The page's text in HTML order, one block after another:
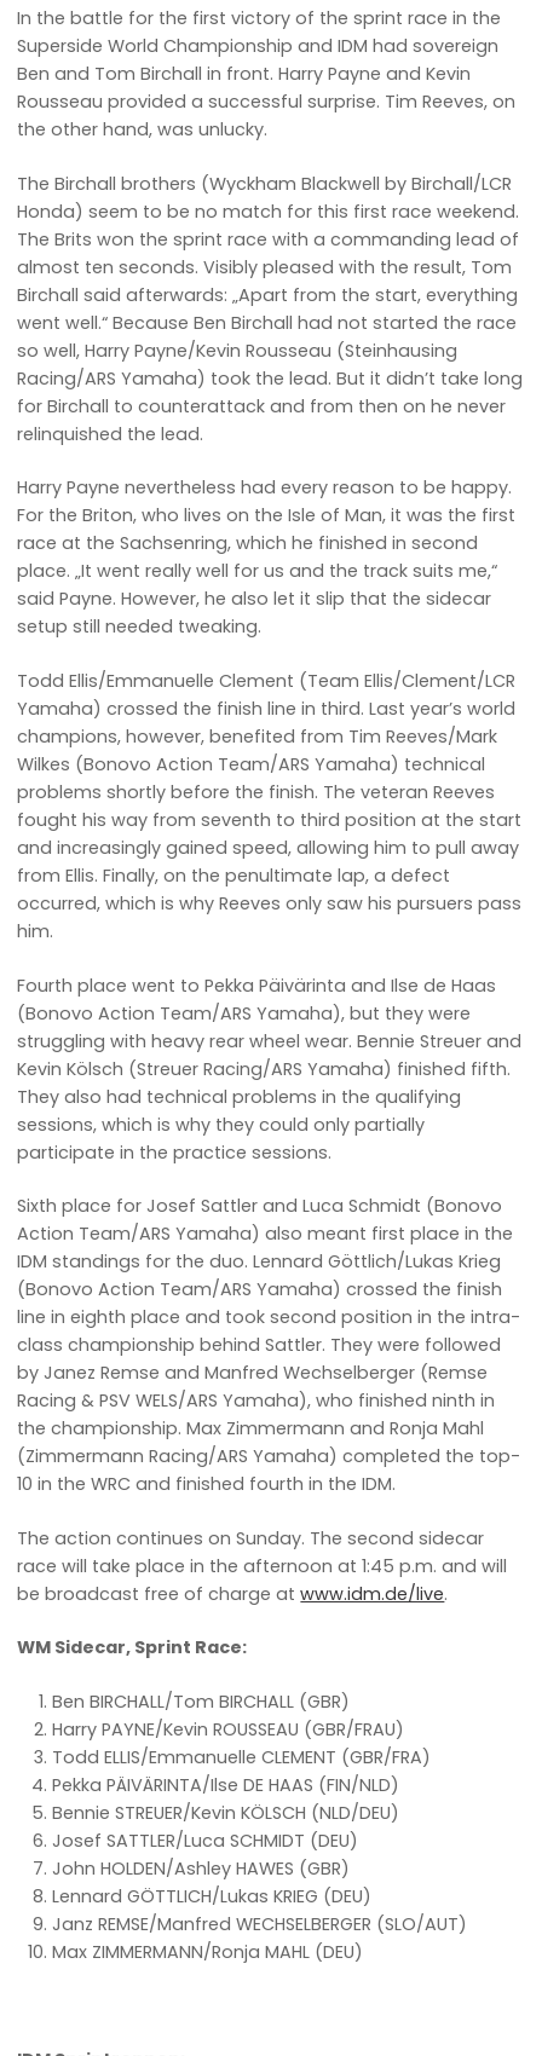
In the battle for the first victory of the sprint race in the
Superside World Championship and IDM had sovereign
Ben and Tom Birchall in front. Harry Payne and Kevin
Rousseau provided a successful surprise. Tim Reeves, on
the other hand, was unlucky.
The Birchall brothers (Wyckham Blackwell by Birchall/LCR
Honda) seem to be no match for this first race weekend.
The Brits won the sprint race with a commanding lead of
almost ten seconds. Visibly pleased with the result, Tom
Birchall said afterwards: „Apart from the start, everything
went well.“ Because Ben Birchall had not started the race
so well, Harry Payne/Kevin Rousseau (Steinhausing
Racing/ARS Yamaha) took the lead. But it didn’t take long
for Birchall to counterattack and from then on he never
relinquished the lead.
Harry Payne nevertheless had every reason to be happy.
For the Briton, who lives on the Isle of Man, it was the first
race at the Sachsenring, which he finished in second
place. „It went really well for us and the track suits me,“
said Payne. However, he also let it slip that the sidecar
setup still needed tweaking.
Todd Ellis/Emmanuelle Clement (Team Ellis/Clement/LCR
Yamaha) crossed the finish line in third. Last year’s world
champions, however, benefited from Tim Reeves/Mark
Wilkes (Bonovo Action Team/ARS Yamaha) technical
problems shortly before the finish. The veteran Reeves
fought his way from seventh to third position at the start
and increasingly gained speed, allowing him to pull away
from Ellis. Finally, on the penultimate lap, a defect
occurred, which is why Reeves only saw his pursuers pass
him.
Fourth place went to Pekka Päivärinta and Ilse de Haas
(Bonovo Action Team/ARS Yamaha), but they were
struggling with heavy rear wheel wear. Bennie Streuer and
Kevin Kölsch (Streuer Racing/ARS Yamaha) finished fifth.
They also had technical problems in the qualifying
sessions, which is why they could only partially
participate in the practice sessions.
Sixth place for Josef Sattler and Luca Schmidt (Bonovo
Action Team/ARS Yamaha) also meant first place in the
IDM standings for the duo. Lennard Göttlich/Lukas Krieg
(Bonovo Action Team/ARS Yamaha) crossed the finish
line in eighth place and took second position in the intra-
class championship behind Sattler. They were followed
by Janez Remse and Manfred Wechselberger (Remse
Racing & PSV WELS/ARS Yamaha), who finished ninth in
the championship. Max Zimmermann and Ronja Mahl
(Zimmermann Racing/ARS Yamaha) completed the top-
10 in the WRC and finished fourth in the IDM.
The action continues on Sunday. The second sidecar
race will take place in the afternoon at 1:45 p.m. and will
be broadcast free of charge atwww.idm.de/live.
WM Sidecar, Sprint Race:
Ben BIRCHALL/Tom BIRCHALL (GBR)
Harry PAYNE/Kevin ROUSSEAU (GBR/FRAU)
Todd ELLIS/Emmanuelle CLEMENT (GBR/FRA)
Pekka PÄIVÄRINTA/Ilse DE HAAS (FIN/NLD)
Bennie STREUER/Kevin KÖLSCH (NLD/DEU)
Josef SATTLER/Luca SCHMIDT (DEU)
John HOLDEN/Ashley HAWES (GBR)
Lennard GÖTTLICH/Lukas KRIEG (DEU)
Janz REMSE/Manfred WECHSELBERGER (SLO/AUT)
Max ZIMMERMANN/Ronja MAHL (DEU)